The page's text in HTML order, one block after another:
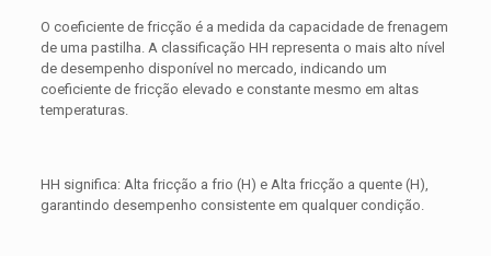
O coeficiente de fricção é a medida da capacidade de frenagem
de uma pastilha. A classificação HH representa o mais alto nível
de desempenho disponível no mercado, indicando um
coeficiente de fricção elevado e constante mesmo em altas
temperaturas.
HH significa: Alta fricção a frio (H) e Alta fricção a quente (H),
garantindo desempenho consistente em qualquer condição.